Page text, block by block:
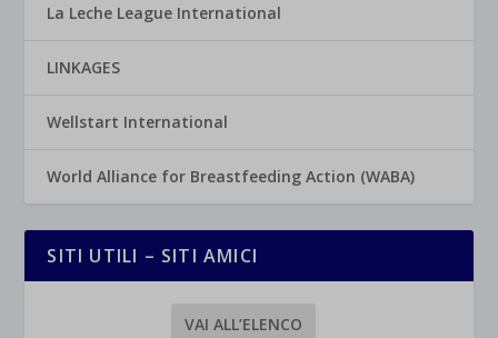
La Leche League International
LINKAGES
Wellstart International
World Alliance for Breastfeeding Action (WABA)
SITI UTILI – SITI AMICI
VAI ALL’ELENCO